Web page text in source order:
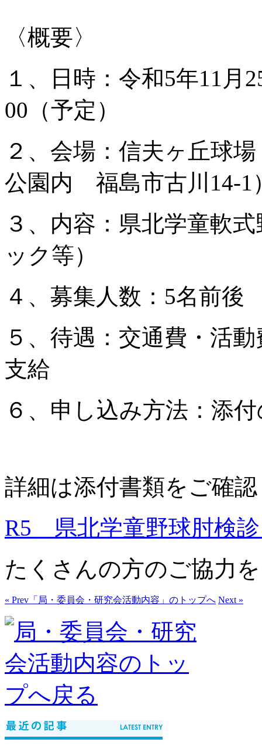
〈概要〉
１、日時：令和5年11
00（予定）
２、会場：信夫ヶ丘球
公園内 福島市古川14-1
３、内容：県北学童軟
ック等）
４、募集人数：5名前
５、待遇：交通費・活
支給
６、申し込み方法：添
詳細は添付書類をご確
R5 県北学童野球肘検
たくさんの方のご協力
« Prev 「局・委員会・研究会活動内容」のトップへ Next »